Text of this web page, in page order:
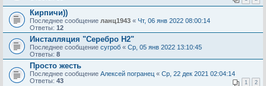
Кирпичи))
Последнее сообщение ланц1943 « Чт, 06 янв 2022 08:00:14
Ответы: 12
Инсталляция "Серебро Н2"
Последнее сообщение сугроб « Ср, 05 янв 2022 13:10:45
Ответы: 8
Просто жесть
Последнее сообщение Алексей погранец « Ср, 22 дек 2021 02:04:14
Ответы: 43 1 2